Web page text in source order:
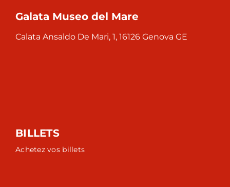
Galata Museo del Mare
Calata Ansaldo De Mari, 1, 16126 Genova GE
BILLETS
Achetez vos billets